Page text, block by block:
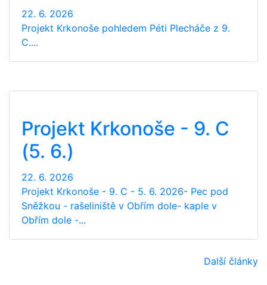
22. 6. 2026
Projekt Krkonoše pohledem Péti Plecháče z 9.
C....
Projekt Krkonoše - 9. C
(5. 6.)
22. 6. 2026
Projekt Krkonoše - 9. C - 5. 6. 2026- Pec pod
Sněžkou - rašeliniště v Obřím dole- kaple v
Obřím dole -...
Další články